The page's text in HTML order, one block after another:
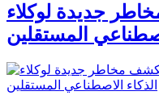
جديدة لوكلاء
المستقلين